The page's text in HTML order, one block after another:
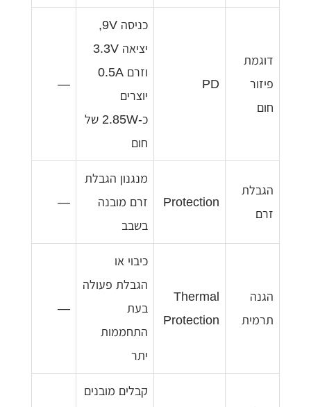
דוגמת
פיזור
חום
PD
כניסה 9V,
יציאה 3.3V
וזרם 0.5A
יוצרים
כ-2.85W של
חום
—
הגבלת
זרם
Protection
מנגנון הגבלת
זרם מובנה
בשבב
—
הגנה
תרמית
Thermal
Protection
כיבוי או
הגבלת פעולה
בעת
התחממות
יתר
—
קבלים מובנים